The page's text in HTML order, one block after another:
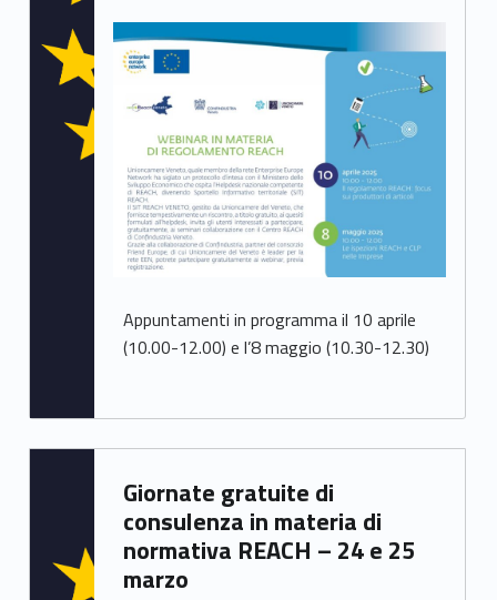
Appuntamenti in programma il 10 aprile
(10.00-12.00) e l’8 maggio (10.30-12.30)
Giornate gratuite di
consulenza in materia di
normativa REACH – 24 e 25
marzo